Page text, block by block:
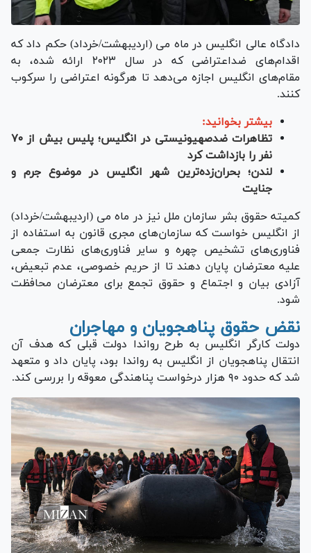
دادگاه عالی انگلیس در ماه می (اردیبهشت/خرداد) حکم داد که
اقدام‌های ضداعتراضی که در سال ۲۰۲۳ ارائه شده، به
مقام‌های انگلیس اجازه می‌دهد تا هرگونه اعتراضی را سرکوب
کنند.
بیشتر بخوانید:
تظاهرات ضدصهیونیستی در انگلیس؛ پلیس بیش از ۷۰
نفر را بازداشت کرد
لندن؛ بحران‌زده‌ترین شهر انگلیس در موضوع جرم و
جنایت
کمیته حقوق بشر سازمان ملل نیز در ماه می (اردیبهشت/خرداد)
از انگلیس خواست که سازمان‌های مجری قانون به استفاده از
فناوری‌های تشخیص چهره و سایر فناوری‌های نظارت جمعی
علیه معترضان پایان دهند تا از حریم خصوصی، عدم تبعیض،
آزادی بیان و اجتماع و حقوق تجمع برای معترضان محافظت
شود.
نقض حقوق پناهجویان و مهاجران
دولت کارگر انگلیس به طرح رواندا دولت قبلی که هدف آن
انتقال پناهجویان از انگلیس به رواندا بود، پایان داد و متعهد
شد که حدود ۹۰ هزار درخواست پناهندگی معوقه را بررسی کند.